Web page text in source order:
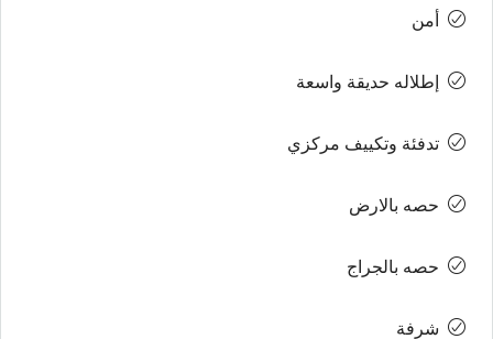
أمن
إطلاله حديقة واسعة
تدفئة وتكييف مركزي
حصه بالارض
حصه بالجراج
شرفة